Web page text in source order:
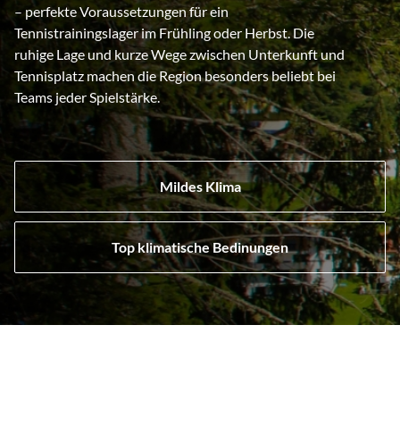
– perfekte Voraussetzungen für ein
Tennistrainingslager im Frühling oder Herbst. Die
ruhige Lage und kurze Wege zwischen Unterkunft und
Tennisplatz machen die Region besonders beliebt bei
Teams jeder Spielstärke.
Mildes Klima
Top klimatische Bedinungen